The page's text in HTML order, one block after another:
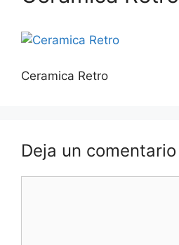
Ceramica Retro
Deja un comentario